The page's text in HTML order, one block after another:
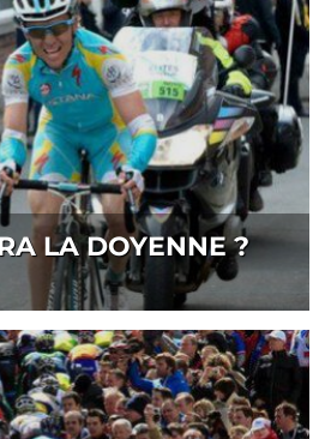
LA DOYENNE ?